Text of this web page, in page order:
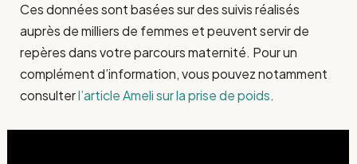
Ces données sont basées sur des suivis réalisés
auprès de milliers de femmes et peuvent servir de
repères dans votre parcours maternité. Pour un
complément d’information, vous pouvez notamment
consulterl’article Ameli sur la prise de poids.